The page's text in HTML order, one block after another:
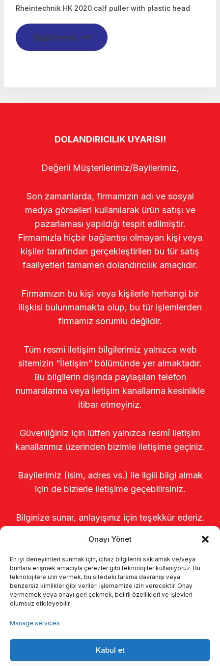
Onayı Yönet
En iyi deneyimleri sunmak için, cihaz bilgilerini saklamak ve/veya
bunlara erişmek amacıyla çerezler gibi teknolojiler kullanıyoruz. Bu
teknolojilere izin vermek, bu sitedeki tarama davranışı veya
benzersiz kimlikler gibi verileri işlememize izin verecektir. Onay
vermemek veya onayı geri çekmek, belirli özellikleri ve işlevleri
olumsuz etkileyebilir.
Manage services
Kabul et
Rheintechnik HK 2020 calf puller with plastic head
Read more
DOLANDIRICILIK UYARISI!
Değerli Müşterilerimiz/Bayilerimiz,
Son zamanlarda, firmamızın adı ve sosyal
medya görselleri kullanılarak ürün satışı ve
pazarlaması yapıldığı tespit edilmiştir.
Firmamızla hiçbir bağlantısı olmayan kişi veya
kişiler tarafından gerçekleştirilen bu tür satış
faaliyetleri tamamen dolandırıcılık amaçlıdır.
Firmamızın bu kişi veya kişilerle herhangi bir
ilişkisi bulunmamakta olup, bu tür işlemlerden
firmamız sorumlu değildir.
Tüm resmi iletişim bilgilerimiz yalnızca web
sitemizin “İletişim” bölümünde yer almaktadır.
Bu bilgilerin dışında paylaşılan telefon
numaralarına veya iletişim kanallarına kesinlikle
itibar etmeyiniz.
Güvenliğiniz için lütfen yalnızca resmî iletişim
kanallarımız üzerinden bizimle iletişime geçiniz.
Bayilerimiz (isim, adres vs.) ile ilgili bilgi almak
için de bizlerle iletişime geçebilirsiniz.
Bilginize sunar, anlayışınız için teşekkür ederiz.
Kalite politikamız